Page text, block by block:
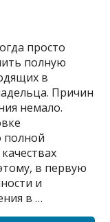
просто
полную
в
Причин
немало.
полной
в первую
и
в …